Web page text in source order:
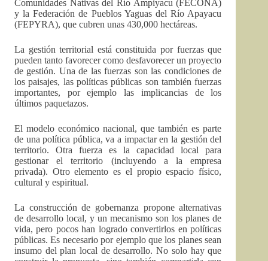
Comunidades Nativas del Río Ampiyacu (FECONA)
y la Federación de Pueblos Yaguas del Río Apayacu
(FEPYRA), que cubren unas 430,000 hectáreas.
La gestión territorial está constituida por fuerzas que
pueden tanto favorecer como desfavorecer un proyecto
de gestión. Una de las fuerzas son las condiciones de
los paisajes, las políticas públicas son también fuerzas
importantes, por ejemplo las implicancias de los
últimos paquetazos.
El modelo económico nacional, que también es parte
de una política pública, va a impactar en la gestión del
territorio. Otra fuerza es la capacidad local para
gestionar el territorio (incluyendo a la empresa
privada). Otro elemento es el propio espacio físico,
cultural y espiritual.
La construcción de gobernanza propone alternativas
de desarrollo local, y un mecanismo son los planes de
vida, pero pocos han logrado convertirlos en políticas
públicas. Es necesario por ejemplo que los planes sean
insumo del plan local de desarrollo. No solo hay que